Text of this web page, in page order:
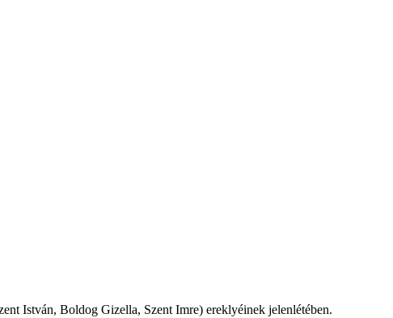
István, Boldog Gizella, Szent Imre) ereklyéinek jelenlétében.